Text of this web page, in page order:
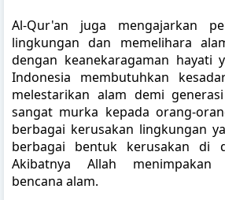
Al-Qur'an juga mengajarkan
lingkungan dan memelihara
dengan keanekaragaman hayati
Indonesia membutuhkan
melestarikan alam demi
sangat murka kepada orang-
berbagai kerusakan lingkungan
berbagai bentuk kerusakan di
Akibatnya Allah
bencana alam.